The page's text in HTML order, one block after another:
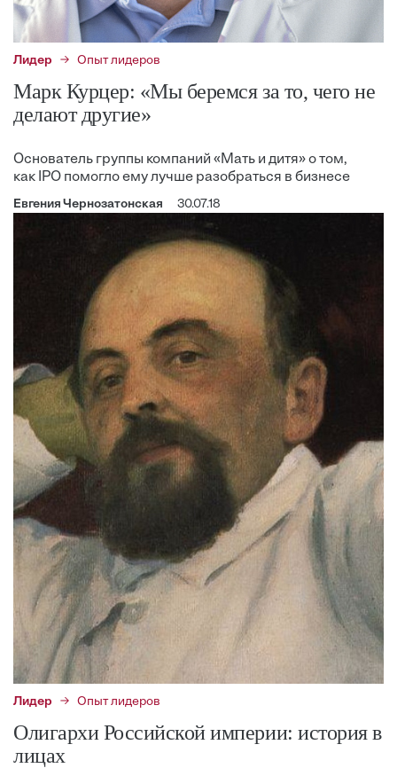
Лидер Опыт лидеров
Марк Курцер: «Мы беремся за то, чего не
делают другие»
Основатель группы компаний «Мать и дитя» о том,
как IPO помогло ему лучше разобраться в бизнесе
Евгения Чернозатонская 30.07.18
Лидер Опыт лидеров
Олигархи Российской империи: история в
лицах